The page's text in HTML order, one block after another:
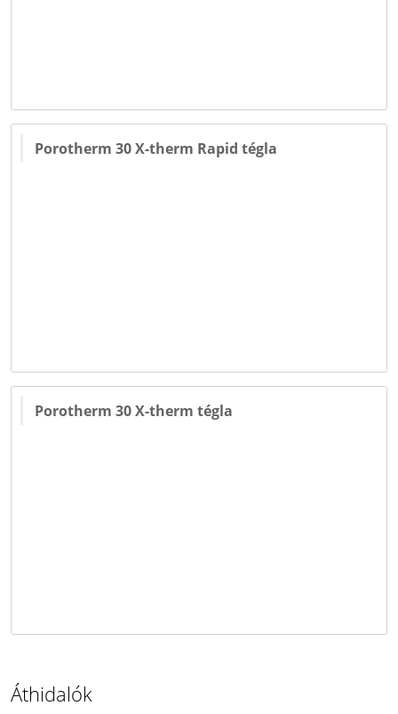
Porotherm 30 X-therm Rapid tégla
Porotherm 30 X-therm tégla
Áthidalók